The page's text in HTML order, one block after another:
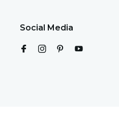
Social Media